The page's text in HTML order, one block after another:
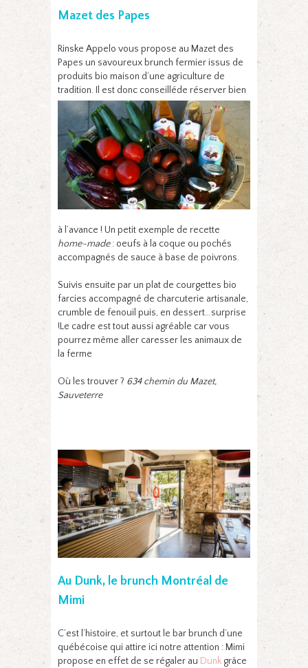
Mazet des Papes
Rinske Appelo vous propose au Mazet des
Papes un savoureux brunch fermier issus de
produits bio maison d’une agriculture de
tradition. Il est donc conseilléde réserver bien
à l’avance ! Un petit exemple de recette
home-made: oeufs à la coque ou pochés
accompagnés de sauce à base de poivrons.
Suivis ensuite par un plat de courgettes bio
farcies accompagné de charcuterie artisanale,
crumble de fenouil puis, en dessert…surprise
!Le cadre est tout aussi agréable car vous
pourrez même aller caresser les animaux de
la ferme
Où les trouver ? 634 chemin du Mazet,
Sauveterre
Au Dunk, le brunch Montréal de
Mimi
C’est l’histoire, et surtout le bar brunch d’une
québécoise qui attire ici notre attention : Mimi
propose en effet de se régaler au Dunk grâce